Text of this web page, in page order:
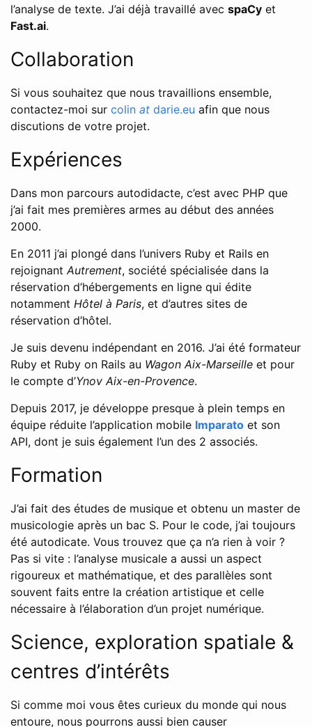
l’analyse de texte. J’ai déjà travaillé avec spaCy et
Fast.ai.
Collaboration
Si vous souhaitez que nous travaillions ensemble,
contactez-moi sur colin at darie.eu afin que nous
discutions de votre projet.
Expériences
Dans mon parcours autodidacte, c’est avec PHP que
j’ai fait mes premières armes au début des années
2000.
En 2011 j’ai plongé dans l’univers Ruby et Rails en
rejoignantAutrement, société spécialisée dans la
réservation d’hébergements en ligne qui édite
notamment Hôtel à Paris, et d’autres sites de
réservation d’hôtel.
Je suis devenu indépendant en 2016. J’ai été formateur
Ruby et Ruby on Rails au Wagon Aix-Marseille et pour
le compte d’Ynov Aix-en-Provence.
Depuis 2017, je développe presque à plein temps en
équipe réduite l’application mobile Imparato et son
API, dont je suis également l’un des 2 associés.
Formation
J’ai fait des études de musique et obtenu un master de
musicologie après un bac S. Pour le code, j’ai toujours
été autodicate. Vous trouvez que ça n’a rien à voir ?
Pas si vite : l’analyse musicale a aussi un aspect
rigoureux et mathématique, et des parallèles sont
souvent faits entre la création artistique et celle
nécessaire à l’élaboration d’un projet numérique.
Science, exploration spatiale &
centres d’intérêts
Si comme moi vous êtes curieux du monde qui nous
entoure, nous pourrons aussi bien causer